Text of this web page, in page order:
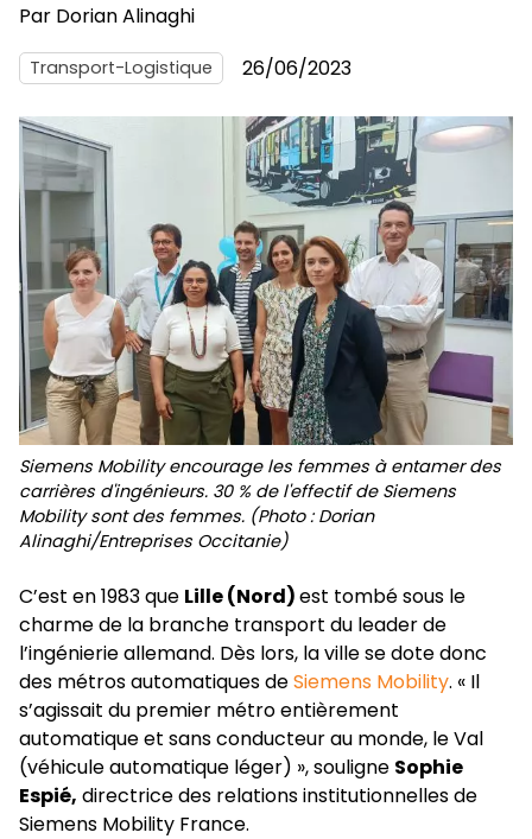
Par Dorian Alinaghi
Transport-Logistique 26/06/2023
Siemens Mobility encourage les femmes à entamer des
carrières d'ingénieurs. 30 % de l'effectif de Siemens
Mobility sont des femmes. (Photo : Dorian
Alinaghi/Entreprises Occitanie)
C’est en 1983 que Lille (Nord)est tombé sous le
charme de la branche transport du leader de
l’ingénierie allemand. Dès lors, la ville se dote donc
des métros automatiques deSiemens Mobility. « Il
s’agissait du premier métro entièrement
automatique et sans conducteur au monde, le Val
(véhicule automatique léger) », souligne Sophie
Espié, directrice des relations institutionnelles de
Siemens Mobility France.